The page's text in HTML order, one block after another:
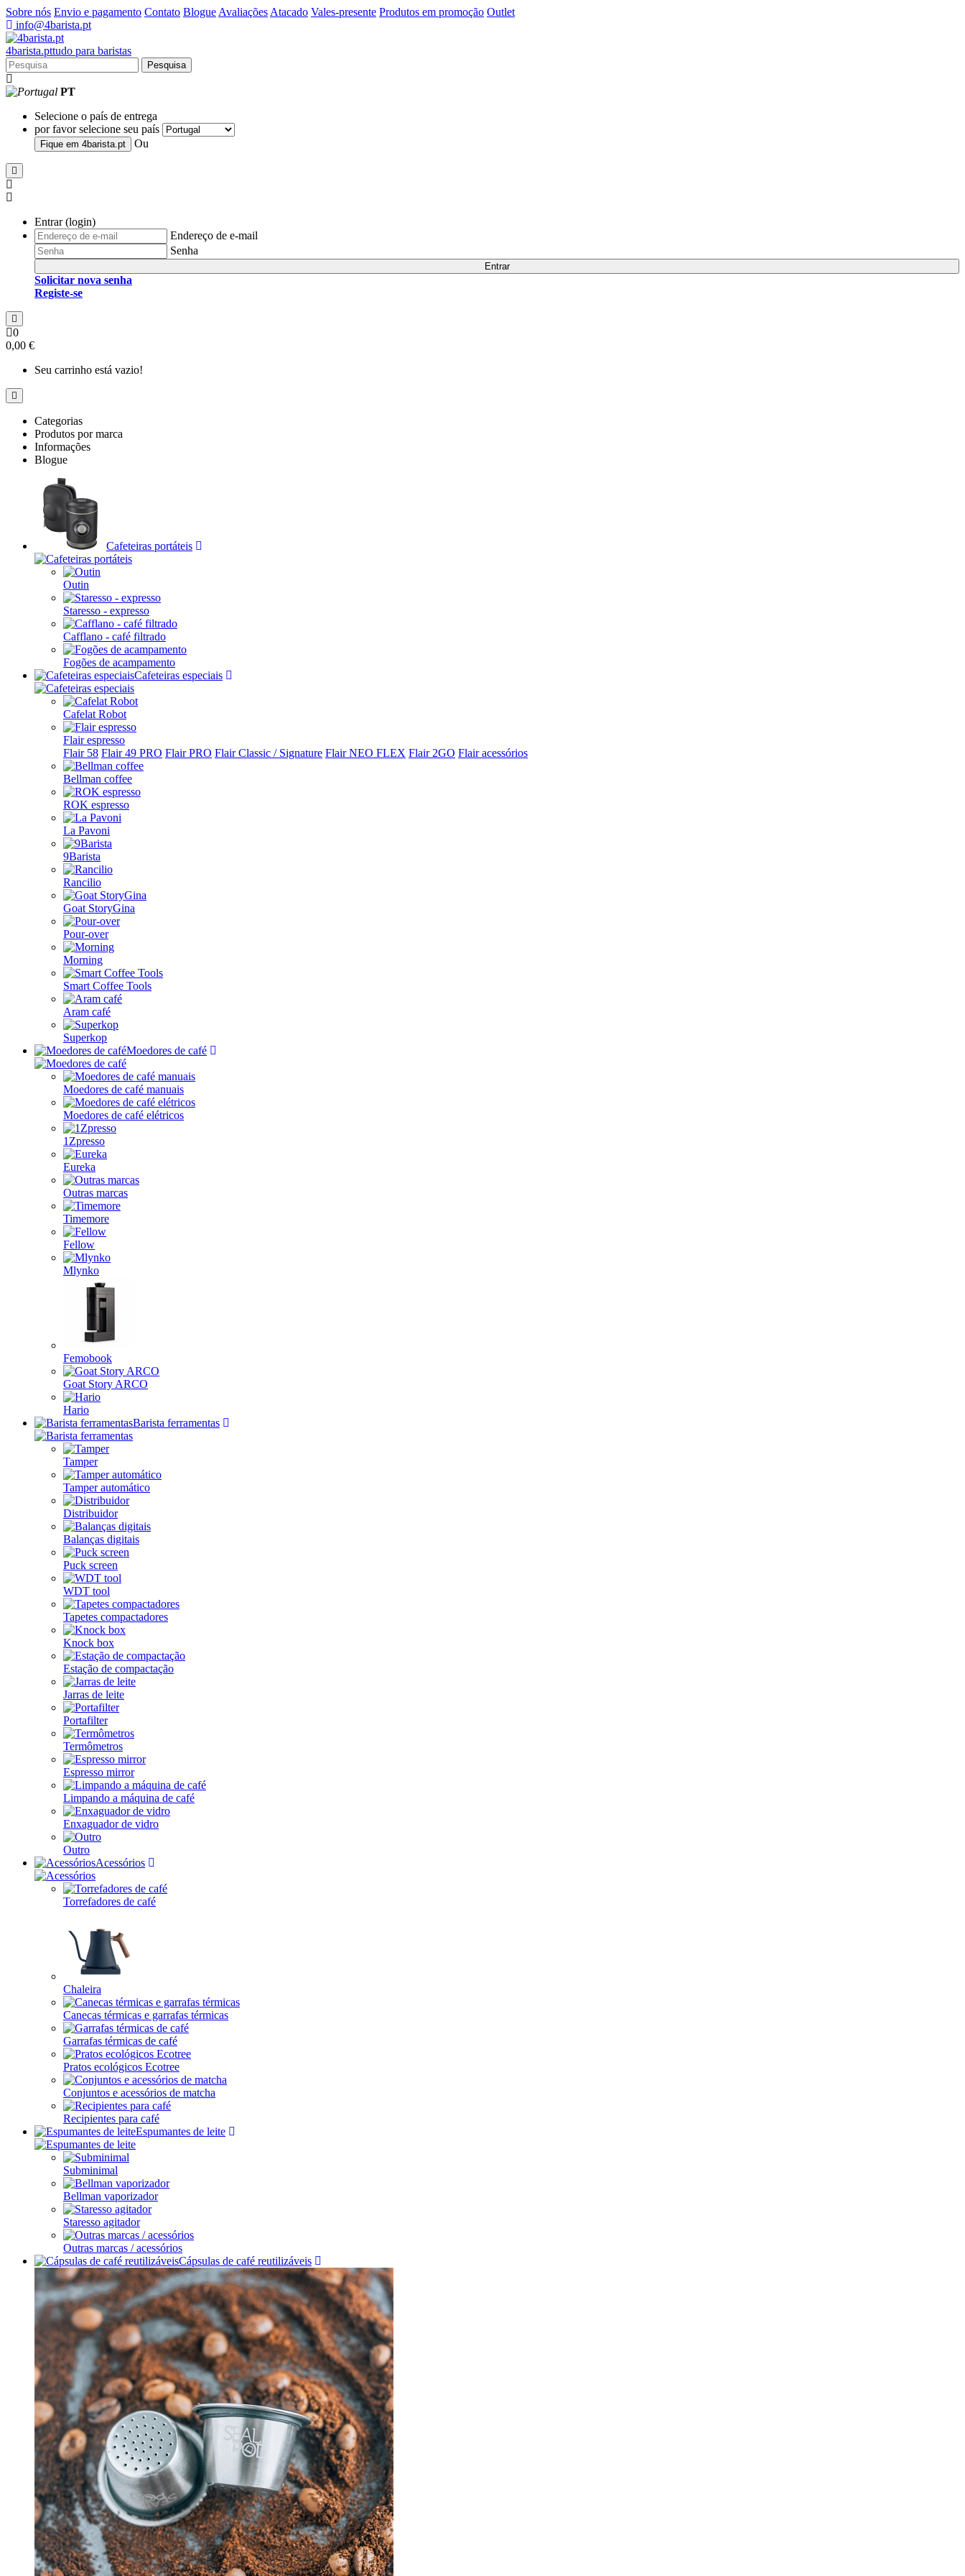
Sobre nós Envio e pagamento Contato Blogue Avaliações Atacado Vales-presente Produtos em promoção Outlet
info@4barista.pt
4barista.pttudo para baristas
Pesquisa
PT
Selecione o país de entrega
por favor selecione seu país
Fique em 4barista.pt Ou
Entrar (login)
Endereço de e-mail
Senha
Entrar
Solicitar nova senha
Registe-se
0
0,00 €
Seu carrinho está vazio!
Categorias
Produtos por marca
Informações
Blogue
Cafeteiras portáteis
Outin
Staresso - expresso
Cafflano - café filtrado
Fogões de acampamento
Cafeteiras especiais
Cafelat Robot
Flair espresso
Flair 58 Flair 49 PRO Flair PRO Flair Classic / Signature Flair NEO FLEX Flair 2GO Flair acessórios
Bellman coffee
ROK espresso
La Pavoni
9Barista
Rancilio
Goat StoryGina
Pour-over
Morning
Smart Coffee Tools
Aram café
Superkop
Moedores de café
Moedores de café manuais
Moedores de café elétricos
1Zpresso
Eureka
Outras marcas
Timemore
Fellow
Mlynko
Femobook
Goat Story ARCO
Hario
Barista ferramentas
Tamper
Tamper automático
Distribuidor
Balanças digitais
Puck screen
WDT tool
Tapetes compactadores
Knock box
Estação de compactação
Jarras de leite
Portafilter
Termômetros
Espresso mirror
Limpando a máquina de café
Enxaguador de vidro
Outro
Acessórios
Torrefadores de café
Chaleira
Canecas térmicas e garrafas térmicas
Garrafas térmicas de café
Pratos ecológicos Ecotree
Conjuntos e acessórios de matcha
Recipientes para café
Espumantes de leite
Subminimal
Bellman vaporizador
Staresso agitador
Outras marcas / acessórios
Cápsulas de café reutilizáveis